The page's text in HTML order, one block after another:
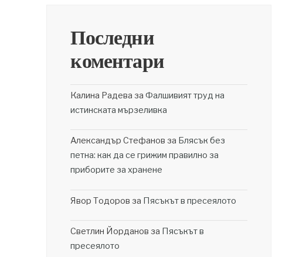
Последни
коментари
Калина Радева заФалшивият труд на
истинската мързеливка
Александър Стефанов за Блясък без
петна: как да се грижим правилно за
приборите за хранене
Явор Тодоров за Пясъкът в пресеялото
Светлин Йорданов за Пясъкът в
пресеялото